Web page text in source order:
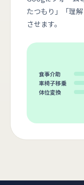
たつもり」「理
させます。
食事介助
車椅子移乗
体位変換